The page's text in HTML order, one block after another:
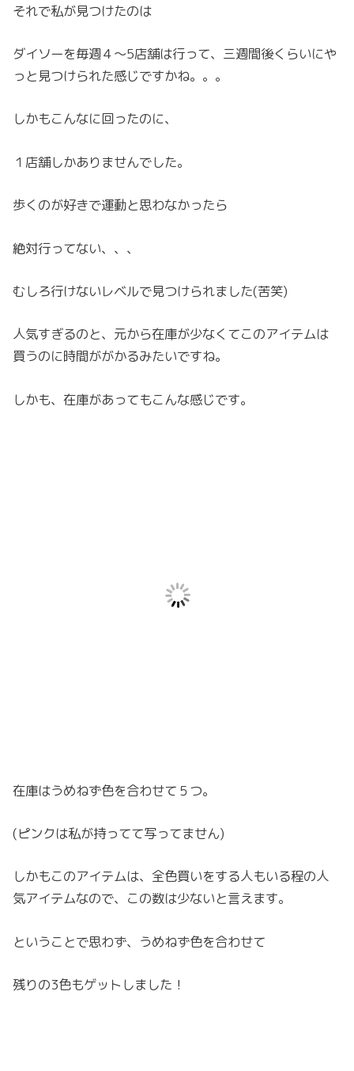
それで私が見つけたのは
ダイソーを毎週４～5店舗は行って、三週間後くらいにや
っと見つけられた感じですかね。。。
しかもこんなに回ったのに、
１店舗しかありませんでした。
歩くのが好きで運動と思わなかったら
絶対行ってない、、、
むしろ行けないレベルで見つけられました(苦笑)
人気すぎるのと、元から在庫が少なくてこのアイテムは
買うのに時間ががかるみたいですね。
しかも、在庫があってもこんな感じです。
在庫はうめねず色を合わせて５つ。
(ピンクは私が持ってて写ってません)
しかもこのアイテムは、全色買いをする人もいる程の人
気アイテムなので、この数は少ないと言えます。
ということで思わず、うめねず色を合わせて
残りの3色もゲットしました！